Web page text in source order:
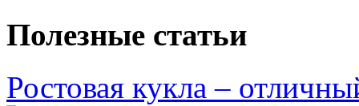
Полезные статьи
Ростовая кукла –